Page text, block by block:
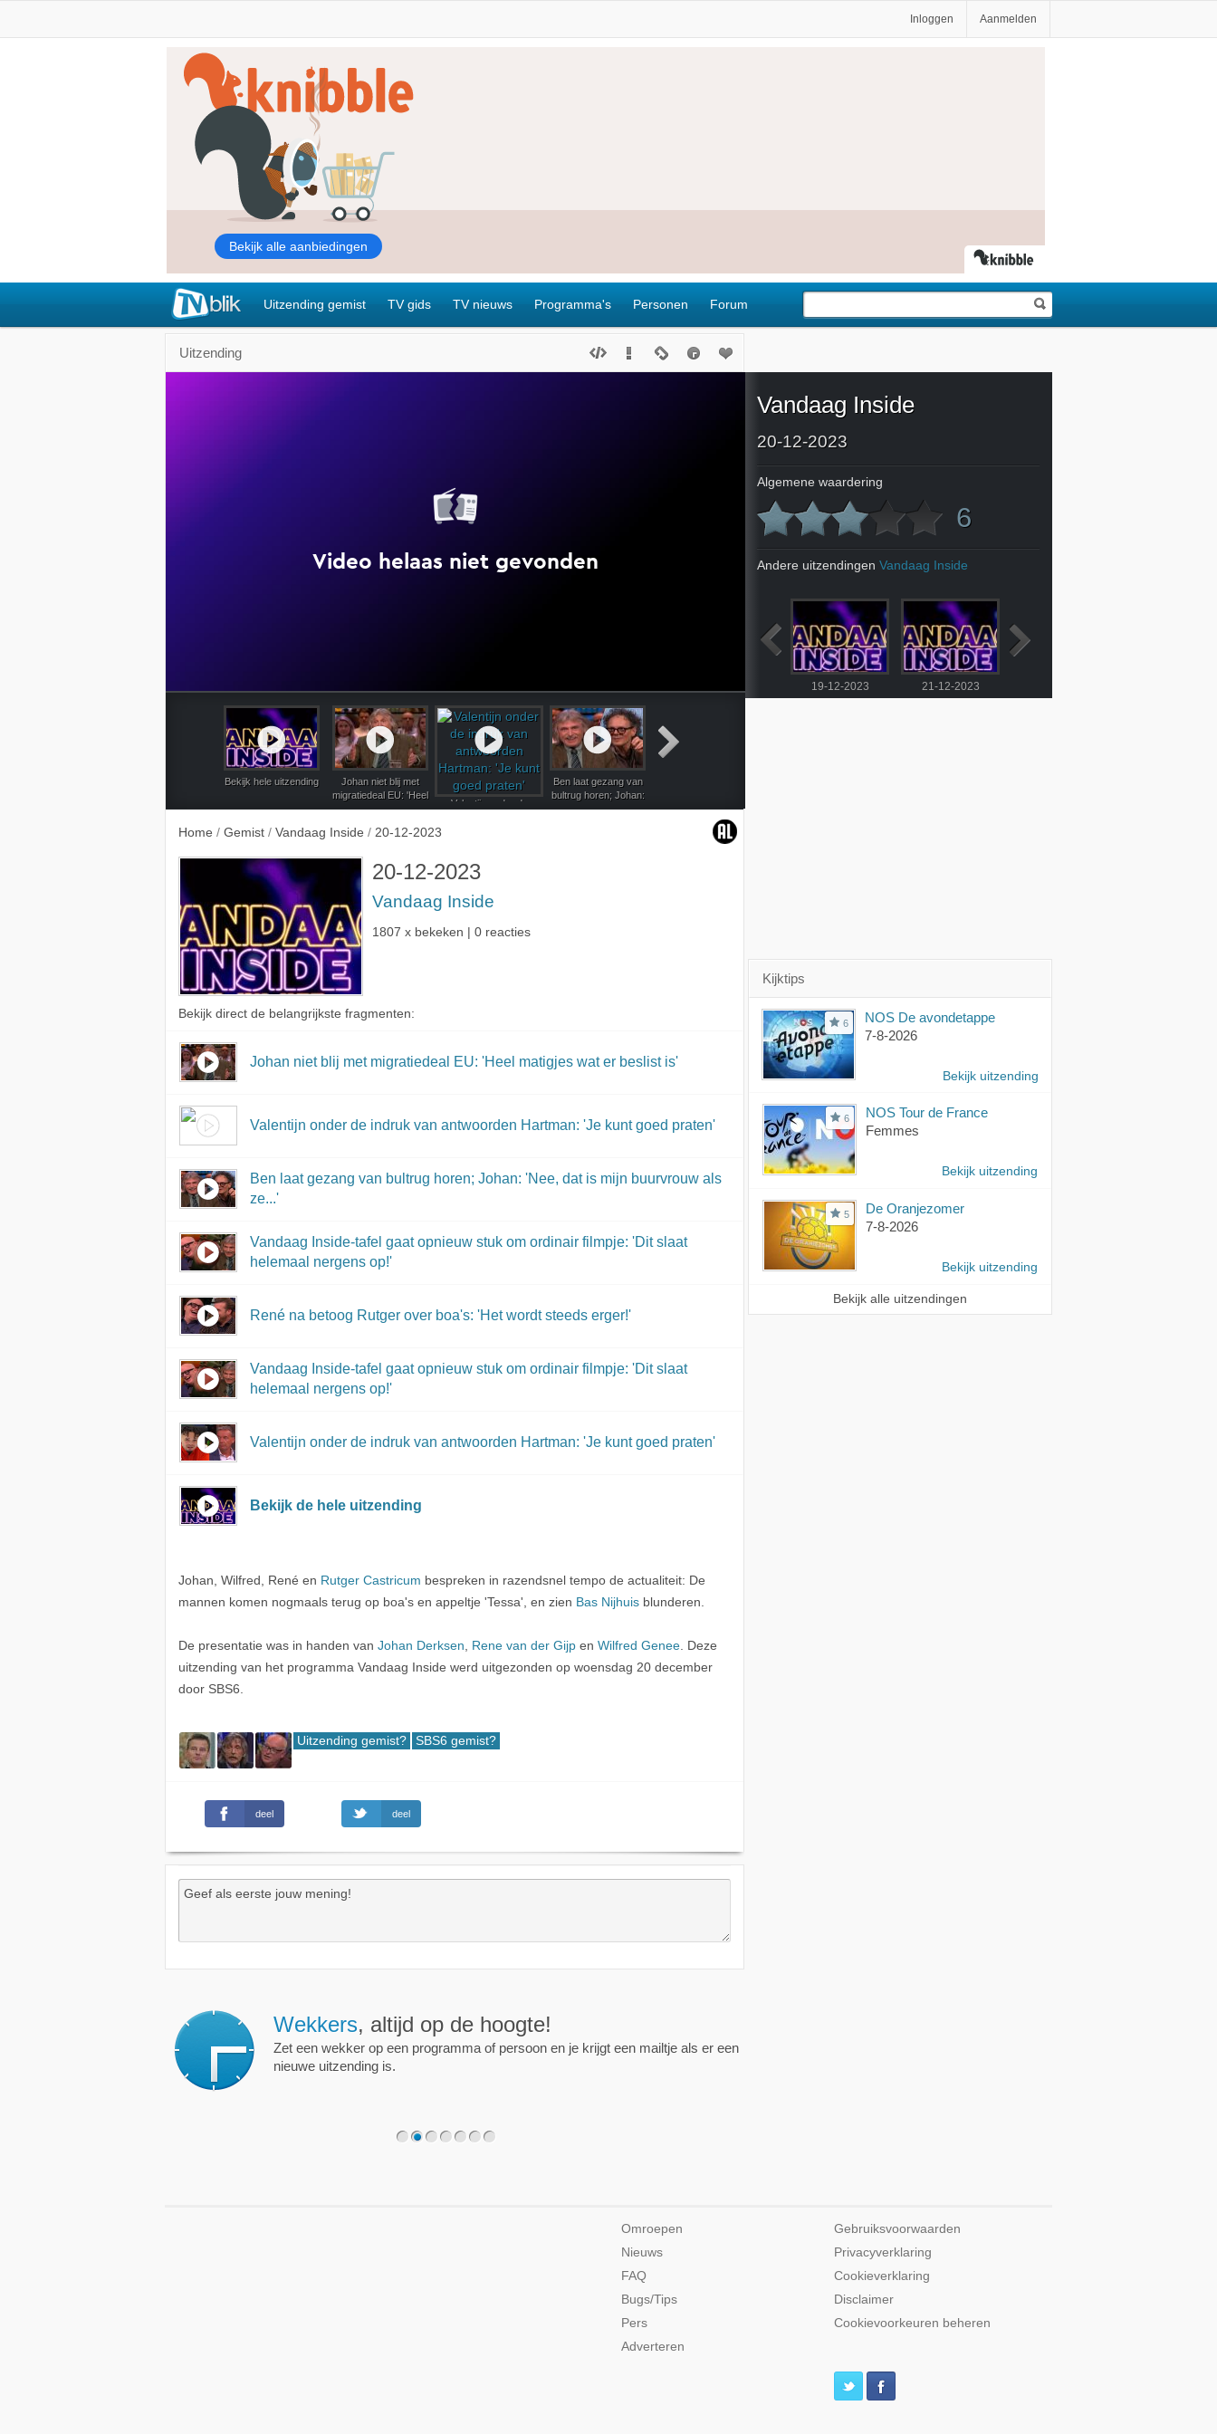
Inloggen Aanmelden
Uitzending gemist TV gids TV nieuws Programma's Personen Forum
Uitzending
Bekijk hele uitzending
Johan niet blij met
migratiedeal EU: 'Heel
matigjes wat er beslist
Valentijn onder de
Ben laat gezang van
bultrug horen; Johan:
'Nee, dat is mijn
ordinair filmpje: 'Dit
slaat helemaal
nergens op!'
Home / Gemist / Vandaag Inside / 20-12-2023
20-12-2023
Vandaag Inside
1807 x bekeken | 0 reacties
Bekijk direct de belangrijkste fragmenten:
Johan niet blij met migratiedeal EU: 'Heel matigjes wat er beslist is'
Valentijn onder de indruk van antwoorden Hartman: 'Je kunt goed praten'
Ben laat gezang van bultrug horen; Johan: 'Nee, dat is mijn buurvrouw als
ze...'
Vandaag Inside-tafel gaat opnieuw stuk om ordinair filmpje: 'Dit slaat
helemaal nergens op!'
René na betoog Rutger over boa's: 'Het wordt steeds erger!'
Vandaag Inside-tafel gaat opnieuw stuk om ordinair filmpje: 'Dit slaat
helemaal nergens op!'
Valentijn onder de indruk van antwoorden Hartman: 'Je kunt goed praten'
Bekijk de hele uitzending
Johan, Wilfred, René en Rutger Castricum bespreken in razendsnel tempo de actualiteit: De
mannen komen nogmaals terug op boa's en appeltje 'Tessa', en zien Bas Nijhuis blunderen.
De presentatie was in handen van Johan Derksen, Rene van der Gijp en Wilfred Genee. Deze
uitzending van het programma Vandaag Inside werd uitgezonden op woensdag 20 december
door SBS6.
Uitzending gemist? SBS6 gemist?
deel deel
Vandaag Inside
20-12-2023
Algemene waardering
6
Andere uitzendingen Vandaag Inside
19-12-2023 21-12-2023
Kijktips
6
NOS De avondetappe
7-8-2026
Bekijk uitzending
6
NOS Tour de France
Femmes
Bekijk uitzending
5
De Oranjezomer
7-8-2026
Bekijk uitzending
Bekijk alle uitzendingen
Wekkers, altijd op de hoogte!
Zet een wekker op een programma of persoon en je krijgt een mailtje als er een
nieuwe uitzending is.
Omroepen
Nieuws
FAQ
Bugs/Tips
Pers
Adverteren
Gebruiksvoorwaarden
Privacyverklaring
Cookieverklaring
Disclaimer
Cookievoorkeuren beheren